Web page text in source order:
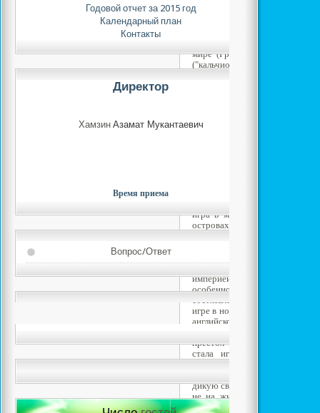
Футбол - самая популярная
мире (Греция, Рим), во
("кальчио"), в Англии. В
Среди воинов Спарты
игра в мяч в 1 в. н. э. стала
островах, быстро получив
империей, но память о ней
особенно в Италии. Даже
состязался в излюбленной
игре в ножной мяч. Когда в 17
английского короля Карла
престол в 1660 Карла II
стала игрой придворных.
дикую свалку на улицах.
не на жизнь, а на смерть.
вели упорную войну с
Годовой отчет за 2015 год
Календарный план
Контакты
Директор
Хамзин Азамат Мукантаевич
Время приема
Вопрос/Ответ